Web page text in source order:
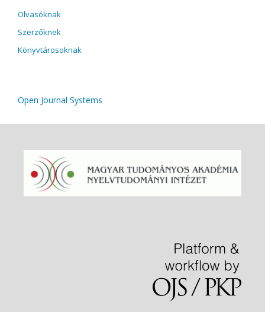
Olvasóknak
Szerzőknek
Könyvtárosoknak
Open Journal Systems